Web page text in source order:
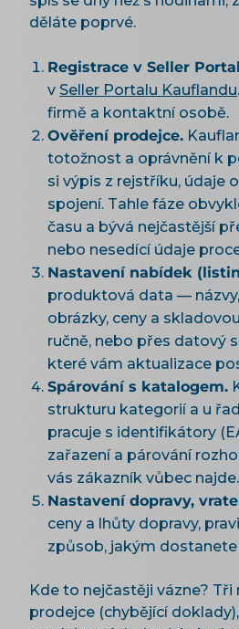
děláte poprvé.
Registrace v Seller
v Seller Portalu Kauflandu
firmě a kontaktní osobě.
Ověření prodejce.
totožnost a oprávnění k
si výpis z rejstříku, údaje
spojení. Tahle fáze
času a bývá nejčastější
nebo nesedící údaje
Nastavení nabídek
produktová data —
obrázky, ceny a
ručně, nebo přes datový
které vám aktualizace
Spárování s katalogem.
strukturu kategorií a u
pracuje s identifikátory
zařazení a párování
vás zákazník vůbec najde.
Nastavení dopravy,
ceny a lhůty dopravy,
způsob, jakým dostanete
Kde to nejčastěji vázne?
prodejce (chybějící